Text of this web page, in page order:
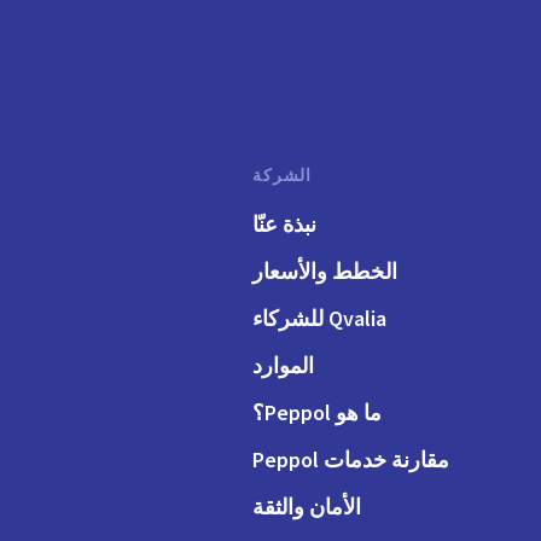
الشركة
نبذة عنّا
الخطط والأسعار
Qvalia للشركاء
الموارد
ما هو Peppol؟
مقارنة خدمات Peppol
الأمان والثقة